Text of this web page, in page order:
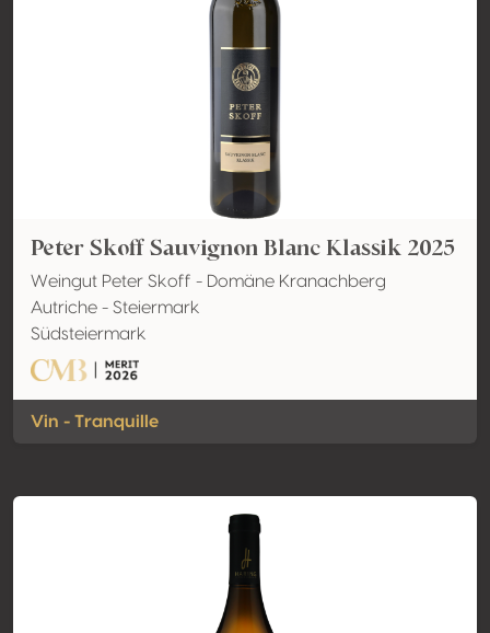
Peter Skoff Sauvignon Blanc Klassik 2025
Weingut Peter Skoff - Domäne Kranachberg
Autriche - Steiermark
Südsteiermark
Vin - Tranquille